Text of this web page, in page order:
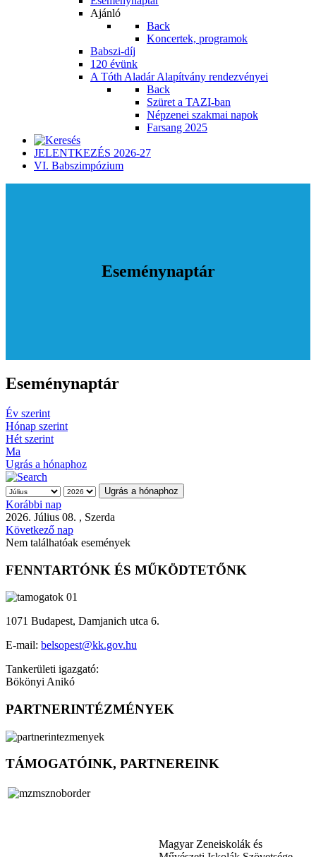
Ajánló
Back
Koncertek, programok
Babszi-díj
120 évünk
A Tóth Aladár Alapítvány rendezvényei
Back
Szüret a TAZI-ban
Népzenei szakmai napok
Farsang 2025
JELENTKEZÉS 2026-27
VI. Babszimpózium
Eseménynaptár
Eseménynaptár
Év szerint
Hónap szerint
Hét szerint
Ma
Ugrás a hónaphoz
Ugrás a hónaphoz
Korábbi nap
2026. Július 08. , Szerda
Következő nap
Nem találhatóak események
FENNTARTÓNK ÉS MŰKÖDTETŐNK
1071 Budapest, Damjanich utca 6.
E-mail: belsopest@kk.gov.hu
Tankerületi igazgató:
Bökönyi Anikó
PARTNERINTÉZMÉNYEK
TÁMOGATÓINK, PARTNEREINK
Magyar Zeneiskolák és